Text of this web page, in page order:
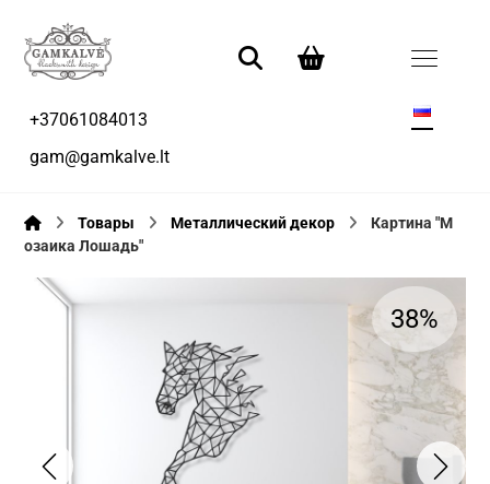
+37061084013
gam@gamkalve.lt
Товары Металлический декор
Картина "М
озаика Лошадь"
38%